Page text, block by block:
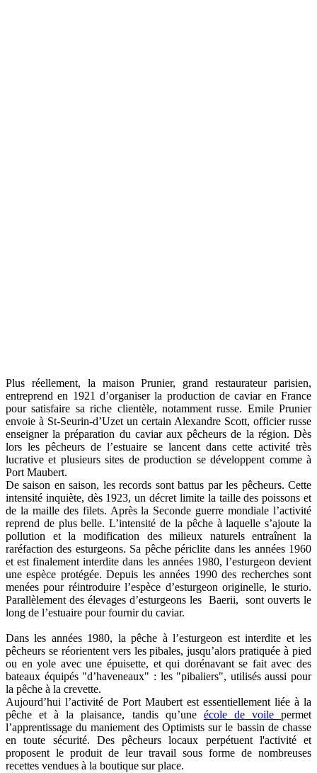
Plus réellement, la maison Prunier, grand restaurateur parisien,
entreprend en 1921 d’organiser la production de caviar en France
pour satisfaire sa riche clientèle, notamment russe. Emile Prunier
envoie à St-Seurin-d’Uzet un certain Alexandre Scott, officier russe
enseigner la préparation du caviar aux pêcheurs de la région. Dès
lors les pêcheurs de l’estuaire se lancent dans cette activité très
lucrative et plusieurs sites de production se développent comme à
Port Maubert.
De saison en saison, les records sont battus par les pêcheurs. Cette
intensité inquiète, dès 1923, un décret limite la taille des poissons et
de la maille des filets. Après la Seconde guerre mondiale l’activité
reprend de plus belle. L’intensité de la pêche à laquelle s’ajoute la
pollution et la modification des milieux naturels entraînent la
raréfaction des esturgeons. Sa pêche périclite dans les années 1960
et est finalement interdite dans les années 1980, l’esturgeon devient
une espèce protégée. Depuis les années 1990 des recherches sont
menées pour réintroduire l’espèce d’esturgeon originelle, le sturio.
Parallèlement des élevages d’esturgeons les Baerii, sont ouverts le
long de l’estuaire pour fournir du caviar.
Dans les années 1980, la pêche à l’esturgeon est interdite et les
pêcheurs se réorientent vers les pibales, jusqu’alors pratiquée à pied
ou en yole avec une épuisette, et qui dorénavant se fait avec des
bateaux équipés "d’haveneaux" : les "pibaliers", utilisés aussi pour
la pêche à la crevette.
Aujourd’hui l’activité de Port Maubert est essentiellement liée à la
pêche et à la plaisance, tandis qu’une
école de voilepermet
l’apprentissage du maniement des Optimists sur le bassin de chasse
en toute sécurité. Des pêcheurs locaux perpétuent l'activité et
proposent le produit de leur travail sous forme de nombreuses
recettes vendues à la boutique sur place.